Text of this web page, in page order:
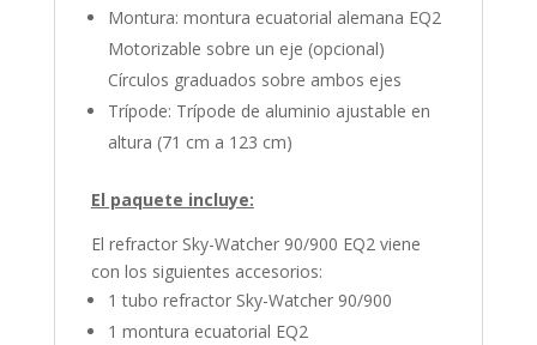
Montura: montura ecuatorial alemana EQ2
Motorizable sobre un eje (opcional)
Círculos graduados sobre ambos ejes
Trípode: Trípode de aluminio ajustable en
altura (71 cm a 123 cm)
El paquete incluye:
El refractor Sky-Watcher 90/900 EQ2 viene
con los siguientes accesorios:
1 tubo refractor Sky-Watcher 90/900
1 montura ecuatorial EQ2